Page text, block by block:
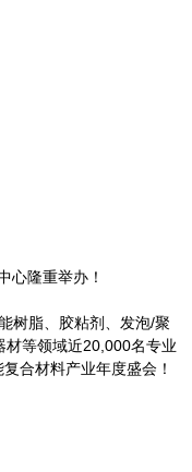
心隆重举办！
树脂、胶粘剂、发泡/聚
材等领域近20,000名专业
合材料产业年度盛会！